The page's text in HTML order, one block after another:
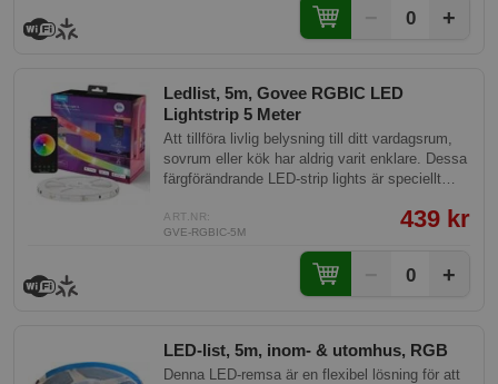
0 +
Ledlist, 5m, Govee RGBIC LED
Lightstrip 5 Meter
Att tillföra livlig belysning till ditt vardagsrum,
sovrum eller kök har aldrig varit enklare. Dessa
färgförändrande LED-strip lights är speciellt
dynamiskt och unikt sätt, och erbjuder ett
enkelt sätt att förbättra atmosfären i vilket rum
ART.NR:
GVE-RGBIC-5M
439 kr
0 +
LED-list, 5m, inom- & utomhus, RGB
Denna LED-remsa är en flexibel lösning för att